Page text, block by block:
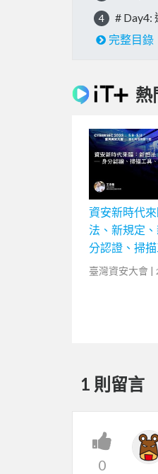
4
# Day4:
完整目錄
熱
資安新時代
法、新規定
分認證、掃描
保護的進化
臺灣資安大會 |
1 則留言
0